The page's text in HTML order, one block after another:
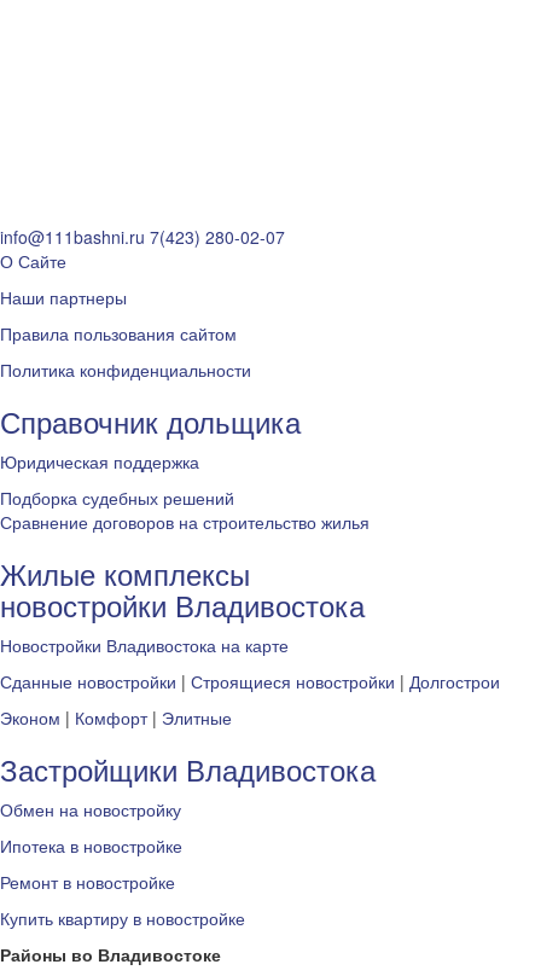
info@111bashni.ru 7(423) 280-02-07
О Сайте
Наши партнеры
Правила пользования сайтом
Политика конфиденциальности
Справочник дольщика
Юридическая поддержка
Подборка судебных решений
Сравнение договоров на строительство жилья
Жилые комплексы
новостройки Владивостока
Новостройки Владивостока на карте
Сданные новостройки | Строящиеся новостройки | Долгострои
Эконом | Комфорт| Элитные
Застройщики Владивостока
Обмен на новостройку
Ипотека в новостройке
Ремонт в новостройке
Купить квартиру в новостройке
Районы во Владивостоке